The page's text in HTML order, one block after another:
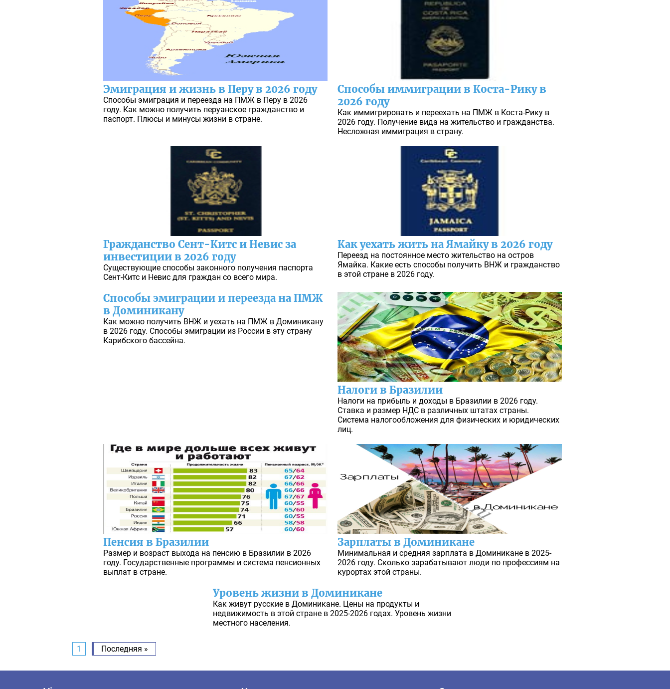
Эмиграция и жизнь в Перу в 2026 году
Способы эмиграция и переезда на ПМЖ в Перу в 2026
году. Как можно получить перуанское гражданство и
паспорт. Плюсы и минусы жизни в стране.
Способы иммиграции в Коста-Рику в
2026 году
Как иммигрировать и переехать на ПМЖ в Коста-Рику в
2026 году. Получение вида на жительство и гражданства.
Несложная иммиграция в страну.
Гражданство Сент-Китс и Невис за
инвестиции в 2026 году
Существующие способы законного получения паспорта
Сент-Китс и Невис для граждан со всего мира.
Как уехать жить на Ямайку в 2026 году
Переезд на постоянное место жительство на остров
Ямайка. Какие есть способы получить ВНЖ и гражданство
в этой стране в 2026 году.
Способы эмиграции и переезда на ПМЖ
в Доминикану
Как можно получить ВНЖ и уехать на ПМЖ в Доминикану
в 2026 году. Способы эмиграции из России в эту страну
Карибского бассейна.
Налоги в Бразилии
Налоги на прибыль и доходы в Бразилии в 2026 году.
Ставка и размер НДС в различных штатах страны.
Система налогообложения для физических и юридических
лиц.
Пенсия в Бразилии
Размер и возраст выхода на пенсию в Бразилии в 2026
году. Государственные программы и система пенсионных
выплат в стране.
Зарплаты в Доминикане
Минимальная и средняя зарплата в Доминикане в 2025-
2026 году. Сколько зарабатывают люди по профессиям на
курортах этой страны.
Уровень жизни в Доминикане
Как живут русские в Доминикане. Цены на продукты и
недвижимость в этой стране в 2025-2026 годах. Уровень жизни
местного населения.
1 Последняя »